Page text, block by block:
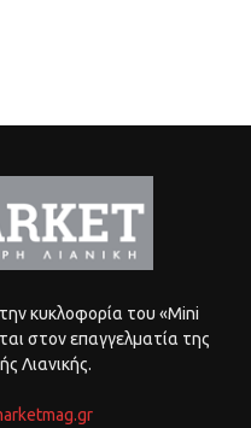
κυκλοφορία του «Mini
στον επαγγελματία της
Λιανικής.